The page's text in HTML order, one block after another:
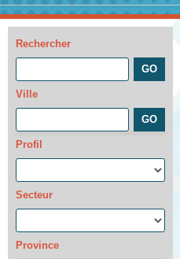
Rechercher
Ville
Profil
Secteur
Province